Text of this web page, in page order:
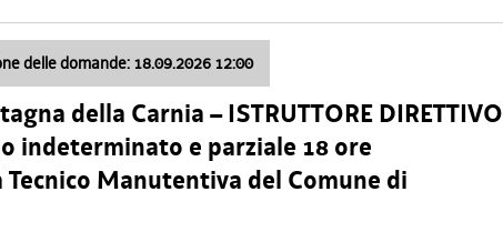
delle domande: 18.09.2026 12:00
della Carnia – ISTRUTTORE DIRETTIVO
indeterminato e parziale 18 ore
Manutentiva del Comune di